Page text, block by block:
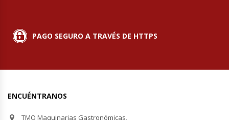
Licuadoras Industriales
Mesones Saladette
PAGO SEGURO A TRAVÉS DE HTTPS
ENCUÉNTRANOS
TMQ Maquinarias Gastronómicas,